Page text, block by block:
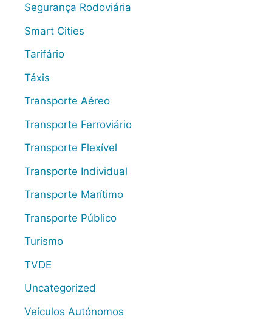
Segurança Rodoviária
Smart Cities
Tarifário
Táxis
Transporte Aéreo
Transporte Ferroviário
Transporte Flexível
Transporte Individual
Transporte Marítimo
Transporte Público
Turismo
TVDE
Uncategorized
Veículos Autónomos